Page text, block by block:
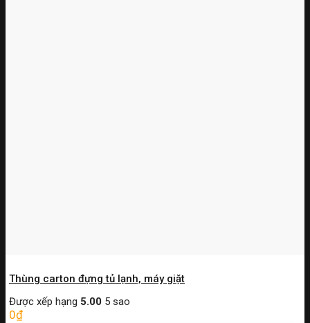
Thùng carton đựng tủ lạnh, máy giặt
Được xếp hạng 5.00 5 sao
0₫